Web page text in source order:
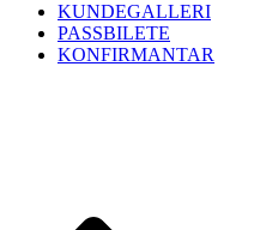
KUNDEGALLERI
PASSBILETE
KONFIRMANTAR